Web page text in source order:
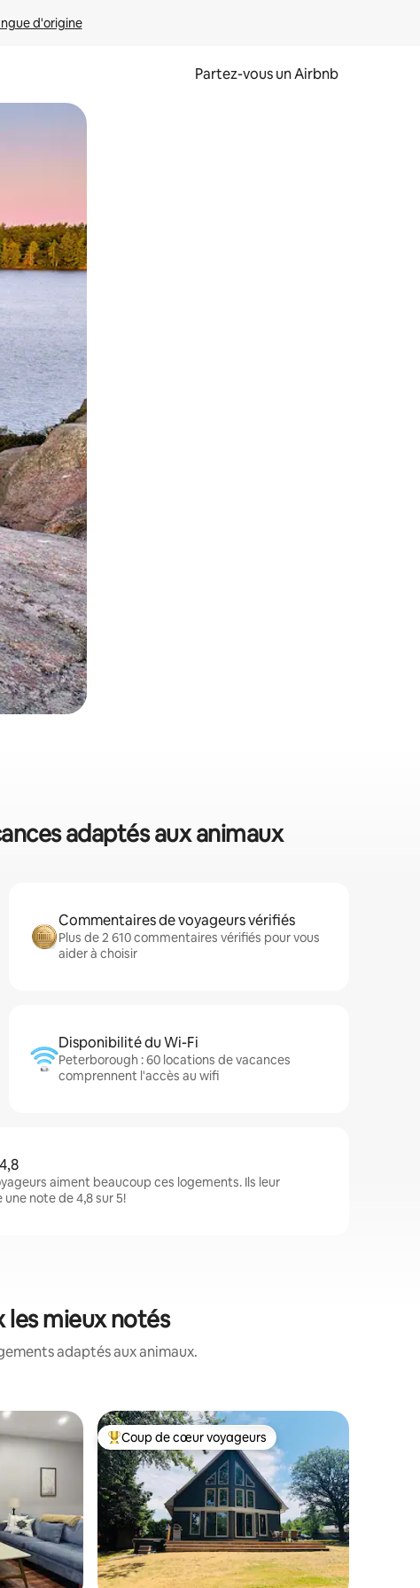
d'origine
Partez-vous un Airbnb
et en les faisant glisser.
adaptés aux animaux
Commentaires de voyageurs vérifiés
Plus de 2 610 commentaires vérifiés pour vous
aider à choisir
Disponibilité du Wi-Fi
Peterborough : 60 locations de vacances
comprennent l'accès au wifi
aiment beaucoup ces logements. Ils leur
note de 4,8 sur 5!
les mieux notés
adaptés aux animaux.
Coup de cœur voyageurs parmi les plus aimés
Coup de cœur voyageurs